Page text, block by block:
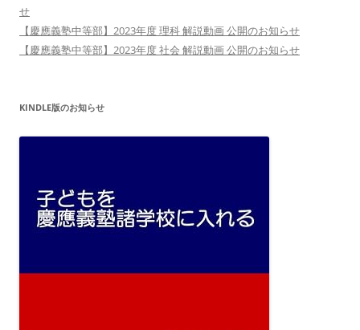
せ
【慶應義塾中等部】2023年度 理科 解説動画 公開のお知らせ
【慶應義塾中等部】2023年度 社会 解説動画 公開のお知らせ
KINDLE版のお知らせ